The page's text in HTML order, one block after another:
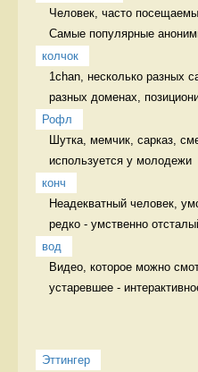
Человек, часто
Самые популярные
колчок
1chan, несколько разных
разных доменах,
Рофл
Шутка, мемчик, сарказ,
используется у молодежи
конч
Неадекватный человек,
редко - умственно
вод
Видео, которое можно
устаревшее -
Эттингер